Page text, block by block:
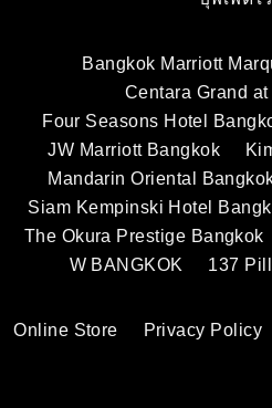
Bangkok Marriott
Centara Grand
Four Seasons Hotel
JW Marriott Bangkok
Mandarin Oriental
Siam Kempinski Hotel
The Okura Prestige Bangkok
W BANGKOK
137
Online Store Privacy Policy